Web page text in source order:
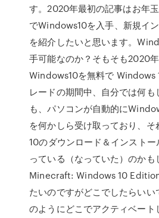
す。2020年最初の記事はお年
でWindows10を入手、新規イ
を紹介したいと思います。
手可能なのか？そもそも2020
Windows10を無料で Windows
レードの期間中、自分では何
も、パソコンが自動的に
を何かしら受け取っており、
10のダウンロード＆インスト
っている（なっていた）のかも
Minecraft: Windows 10
たいのですがどこでしたらいい
のようにどこでアクティベート